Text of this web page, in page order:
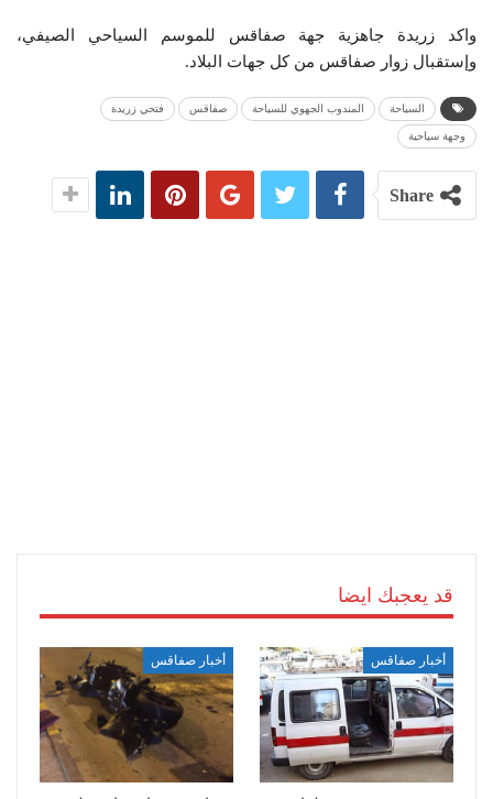
واكد زريدة جاهزية جهة صفاقس للموسم السياحي الصيفي،
وإستقبال زوار صفاقس من كل جهات البلاد.
السياحة المندوب الجهوي للسياحة صفاقس فتحي زريدة
وجهة سياحية
Share
قد يعجبك ايضا
أخبار صفاقس أخبار صفاقس